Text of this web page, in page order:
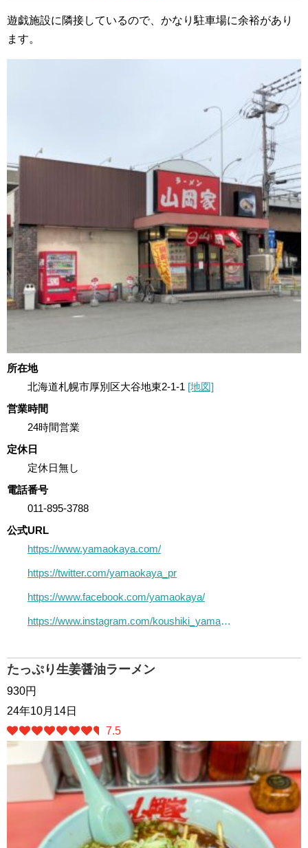
遊戯施設に隣接しているので、かなり駐車場に余裕があり
ます。
所在地
北海道札幌市厚別区大谷地東2-1-1 [地図]
営業時間
24時間営業
定休日
定休日無し
電話番号
011-895-3788
公式URL
https://www.yamaokaya.com/
https://twitter.com/yamaokaya_pr
https://www.facebook.com/yamaokaya/
https://www.instagram.com/koushiki_yamaokaya/?hl=ja
たっぷり生姜醤油ラーメン
930円
24年10月14日
7.5